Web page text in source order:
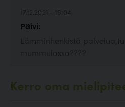
Päivi:
Kerro oma